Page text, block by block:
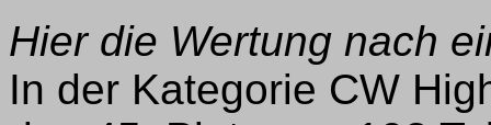
Hier die Wertung nach
In der Kategorie CW